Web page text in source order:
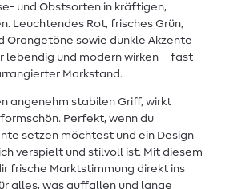
und Obstsorten in kräftigen,
Leuchtendes Rot, frisches Grün,
Orangetöne sowie dunkle Akzente
lebendig und modern wirken – fast
Markstand.
angenehm stabilen Griff, wirkt
Perfekt, wenn du
setzen möchtest und ein Design
verspielt und stilvoll ist. Mit diesem
frische Marktstimmung direkt ins
alles, was auffallen und lange